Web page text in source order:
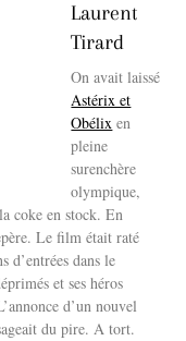
Laurent
Tirard
On avait laissé
Astérix et
Obélix en
pleine
surenchère
olympique,
coke en stock. En
Le film était raté
d’entrées dans le
et ses héros
d’un nouvel
du pire. A tort.